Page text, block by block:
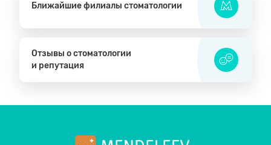
Ближайшие филиалы стоматологии
Отзывы о стоматологии
и репутация